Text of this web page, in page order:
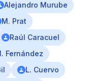
Alejandro Murube
M. Prat
Raúl Caracuel
Fernández
L. Cuervo